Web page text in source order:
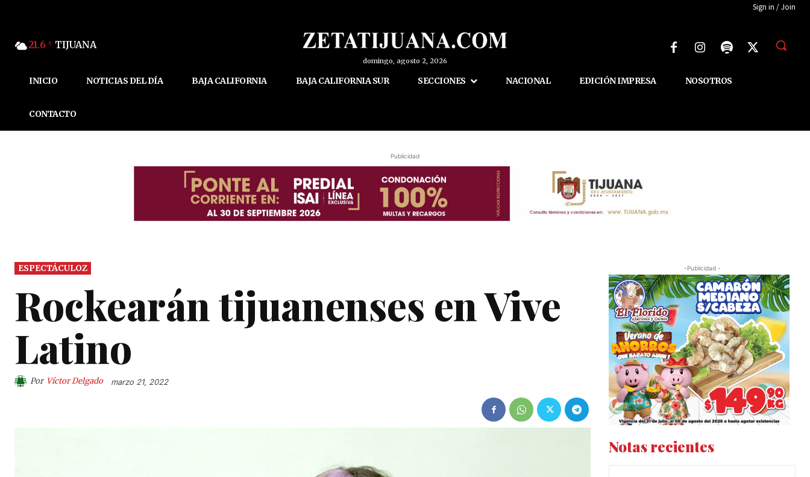
Sign in / Join
21.6 C TIJUANA
domingo, agosto 2, 2026
INICIO NOTICIAS DEL DÍA BAJA CALIFORNIA BAJA CALIFORNIA SUR SECCIONES NACIONAL EDICIÓN IMPRESA NOSOTROS
CONTACTO
Publicidad
ESPECTÁCULOZ
Rockearán tijuanenses en Vive
Latino
Por Víctor Delgado marzo 21, 2022
-Publicidad -
Notas recientes